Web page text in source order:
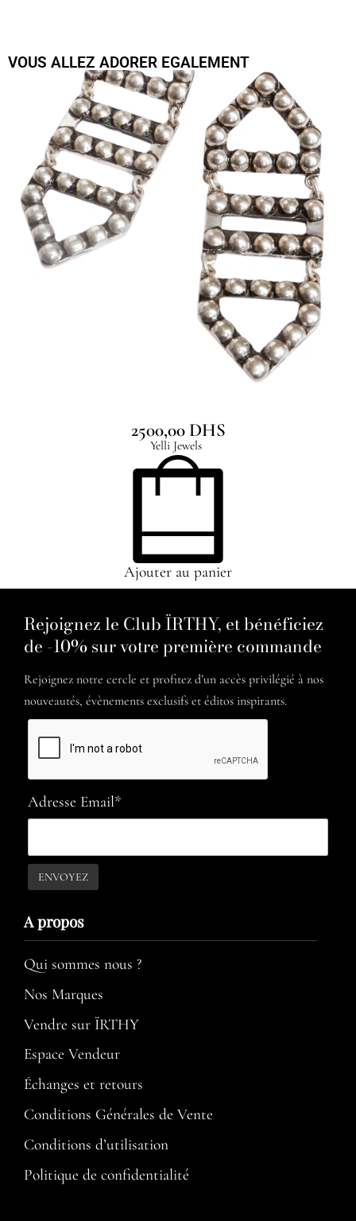
VOUS ALLEZ ADORER EGALEMENT
Yelli Jewels
2500,00 DHS
Ajouter au panier
Rejoignez le Club ÏRTHY, et bénéficiez
de -10% sur votre première commande
Rejoignez notre cercle et profitez d’un accès privilégié à nos
nouveautés, évènements exclusifs et éditos inspirants.
Adresse Email*
A propos​
Qui sommes nous ?
Nos Marques
Vendre sur ÏRTHY
Espace Vendeur
Échanges et retours
Conditions Générales de Vente
Conditions d’utilisation​
Politique de confidentialité